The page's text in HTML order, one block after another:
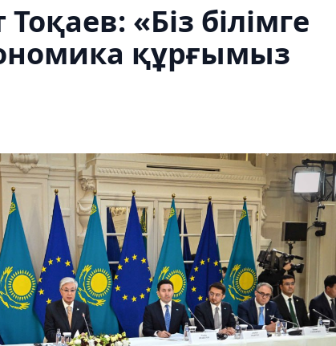
«Біз білімге
құрғымыз